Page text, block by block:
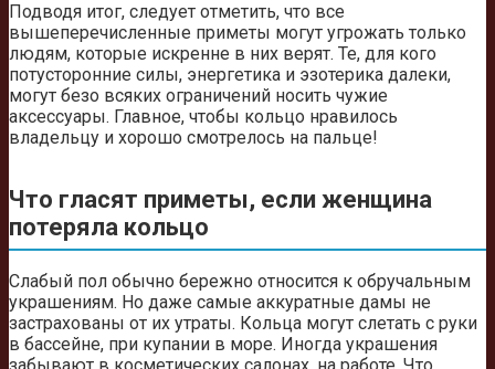
Подводя итог, следует отметить, что все
вышеперечисленные приметы могут угрожать только
людям, которые искренне в них верят. Те, для кого
потусторонние силы, энергетика и эзотерика далеки,
могут безо всяких ограничений носить чужие
аксессуары. Главное, чтобы кольцо нравилось
владельцу и хорошо смотрелось на пальце!
Что гласят приметы, если женщина
потеряла кольцо
Слабый пол обычно бережно относится к обручальным
украшениям. Но даже самые аккуратные дамы не
застрахованы от их утраты. Кольца могут слетать с руки
в бассейне, при купании в море. Иногда украшения